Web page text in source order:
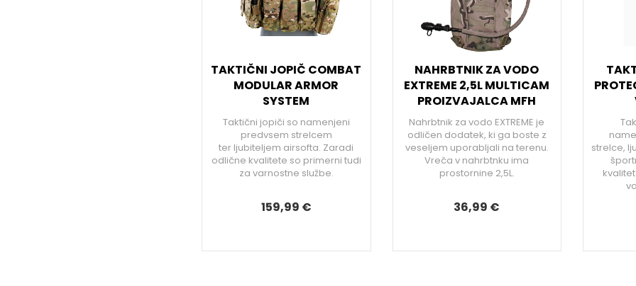
TAKTIČNI JOPIČ COMBAT
MODULAR ARMOR
SYSTEM
Taktični jopiči so namenjeni
predvsem strelcem
ter ljubiteljem airsofta. Zaradi
odlične kvalitete so primerni tudi
za varnostne službe.
159,99 €
NAHRBTNIK ZA VODO
EXTREME 2,5L MULTICAM
PROIZVAJALCA MFH
Nahrbtnik za vodo EXTREME je
odličen dodatek, ki ga boste z
veseljem uporabljali na terenu.
Vreča v nahrbtnku ima
prostornine 2,5L.
36,99 €
strelce,